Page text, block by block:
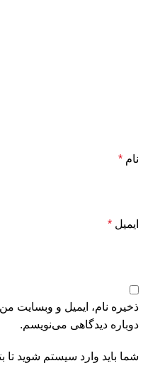
نام *
ایمیل *
ذخیره نام، ایمیل و وبسایت
دوباره دیدگاهی می‌نویسم.
شما باید وارد سیستم شوید تا